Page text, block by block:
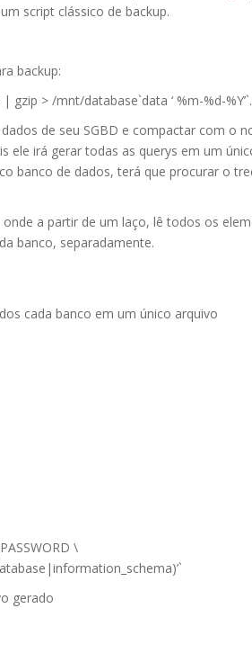
script clássico de backup.
backup:
> /mnt/database`data ‘ %m-%d-
de seu SGBD e compactar com o
ele irá gerar todas as querys em um
banco de dados, terá que procurar o
a partir de um laço, lê todos os
banco, separadamente.
cada banco em um único arquivo
\
gerado